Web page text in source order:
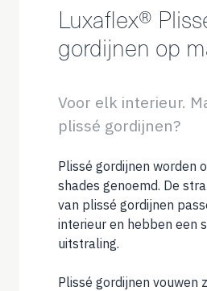
Luxaflex®
gordijnen op
Voor elk interieur.
plissé gordijnen?
Plissé gordijnen worden
shades genoemd. De
van plissé gordijnen
interieur en hebben een
uitstraling.
Plissé gordijnen vouwen